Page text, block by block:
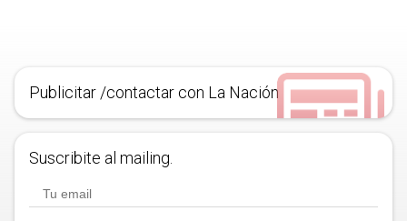
Publicitar /contactar con La Nación
Suscribite al mailing.